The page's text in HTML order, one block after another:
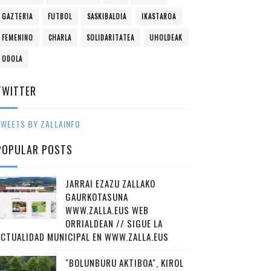
GAZTERIA FUTBOL SASKIBALOIA IKASTAROA
FEMENINO CHARLA SOLIDARITATEA UHOLDEAK
ODOLA
BY ZALLAINFO
POSTS
JARRAI EZAZU ZALLAKO
GAURKOTASUNA
WWW.ZALLA.EUS WEB
ORRIALDEAN // SIGUE LA
MUNICIPAL EN WWW.ZALLA.EUS
"BOLUNBURU AKTIBOA", KIROL